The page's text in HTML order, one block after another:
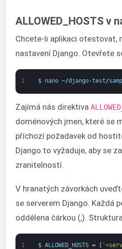
ALLOWED_HOSTS v
Chcete-li aplikaci otestovat,
nastavení Django. Otevřete
1 $ nano ~/django-test/
Zajímá nás direktiva
doménových jmen, které se
příchozí požadavek od
Django to vyžaduje, aby se
zranitelností.
V hranatých závorkách
se serverem Django. Každá
oddělena čárkou (,).
1 $ ALLOWED_HOSTS = [